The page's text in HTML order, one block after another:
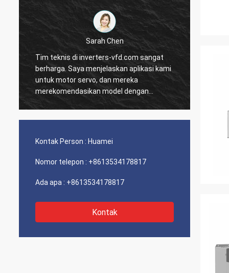
Sarah Chen
Tim teknis di inverters-vfd.com sangat
berharga. Saya menjelaskan aplikasi kami
untuk motor servo, dan mereka
merekomendasikan model dengan
respons dinamis yang unggul.
Kontak Person : Huamei
Nomor telepon : +8613534178817
Ada apa : +8613534178817
Kontak